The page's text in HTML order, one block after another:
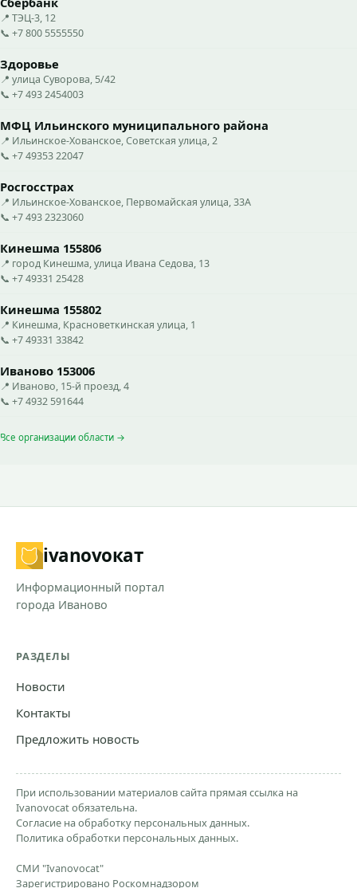
📍 ТЭЦ-3, 12
📞 +7 800 5555550
Здоровье
📍 улица Суворова, 5/42
📞 +7 493 2454003
МФЦ Ильинского муниципального района
📍 Ильинское-Хованское, Советская улица, 2
📞 +7 49353 22047
Росгосстрах
📍 Ильинское-Хованское, Первомайская улица, 33А
📞 +7 493 2323060
Кинешма 155806
📍 город Кинешма, улица Ивана Седова, 13
📞 +7 49331 25428
Кинешма 155802
📍 Кинешма, Красноветкинская улица, 1
📞 +7 49331 33842
Иваново 153006
📍 Иваново, 15-й проезд, 4
📞 +7 4932 591644
Все организации области →
ivanovoкат
Информационный портал
города Иваново
РАЗДЕЛЫ
Новости
Контакты
Предложить новость
При использовании материалов сайта прямая ссылка на
Ivanovocat обязательна.
Согласие на обработку персональных данных.
Политика обработки персональных данных.
СМИ "Ivanovocat"
Зарегистрировано Роскомнадзором